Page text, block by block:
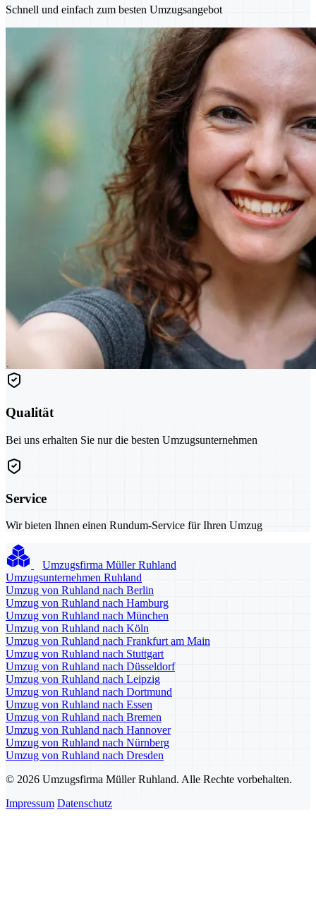
Schnell und einfach zum besten Umzugsangebot
Qualität
Bei uns erhalten Sie nur die besten Umzugsunternehmen
Service
Wir bieten Ihnen einen Rundum-Service für Ihren Umzug
Umzugsfirma Müller Ruhland
Umzugsunternehmen Ruhland
Umzug von Ruhland nach Berlin
Umzug von Ruhland nach Hamburg
Umzug von Ruhland nach München
Umzug von Ruhland nach Köln
Umzug von Ruhland nach Frankfurt am Main
Umzug von Ruhland nach Stuttgart
Umzug von Ruhland nach Düsseldorf
Umzug von Ruhland nach Leipzig
Umzug von Ruhland nach Dortmund
Umzug von Ruhland nach Essen
Umzug von Ruhland nach Bremen
Umzug von Ruhland nach Hannover
Umzug von Ruhland nach Nürnberg
Umzug von Ruhland nach Dresden
© 2026 Umzugsfirma Müller Ruhland. Alle Rechte vorbehalten.
Impressum Datenschutz